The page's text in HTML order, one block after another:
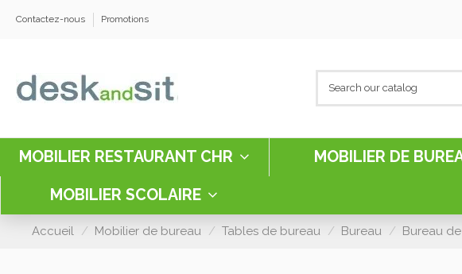
Contactez-nous Promotions
MOBILIER RESTAURANT CHR MOBILIER DE
MOBILIER SCOLAIRE
Accueil Mobilier de bureau Tables de bureau Bureau Bureau